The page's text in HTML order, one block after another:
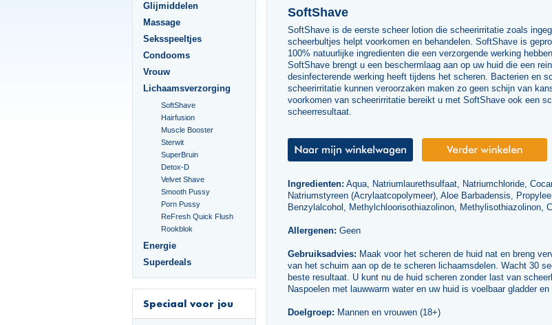
Glijmiddelen
Massage
Seksspeeltjes
Condooms
Vrouw
Lichaamsverzorging
SoftShave
Hairfusion
Muscle Booster
Sterwit
SuperBruin
Detox-D
Velvet Shave
Smooth Pussy
Porn Pussy
ReFresh Quick Flush
Rookblok
Energie
Superdeals
Speciaal voor jou
SoftShave
SoftShave is de eerste scheer lotion die scheerirritatie zoals
scheerbultjes helpt voorkomen en behandelen. SoftShave is
100% natuurlijke ingredienten die een verzorgende werking
SoftShave brengt u een beschermlaag aan op uw huid die een
desinfecterende werking heeft tijdens het scheren. Bacterien en
scheerirritatie kunnen veroorzaken maken zo geen schijn van
voorkomen van scheerirritatie bereikt u met SoftShave ook een
scheerresultaat.
Ingredienten: Aqua, Natriumlaurethsulfaat, Natriumchloride,
Natriumstyreen (Acrylaatcopolymeer), Aloe Barbadensis,
Benzylalcohol, Methylchloorisothiazolinon, Methylisothiazolinon,
Allergenen: Geen
Gebruiksadvies: Maak voor het scheren de huid nat en breng
van het schuim aan op de te scheren lichaamsdelen. Wacht 30
beste resultaat. U kunt nu de huid scheren zonder last van
Naspoelen met lauwwarm water en uw huid is voelbaar gladder en
Doelgroep: Mannen en vrouwen (18+)